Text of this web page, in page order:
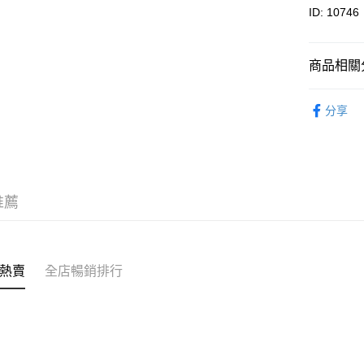
其他轉帳方
豐銀行戶
收到付款
順豐智能
ID: 10746
商品相關
分享
薦
賣 全店暢銷排行